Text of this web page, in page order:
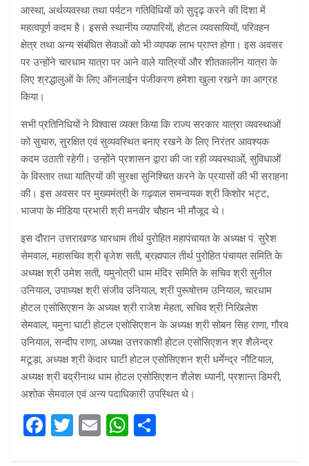
आस्था, अर्थव्यवस्था तथा पर्यटन गतिविधियों को सुदृढ़ करने की दिशा में
महत्वपूर्ण कदम है। इससे स्थानीय व्यापारियों, होटल व्यवसायियों, परिवहन
क्षेत्र तथा अन्य संबंधित सेवाओं को भी व्यापक लाभ प्राप्त होगा। इस अवसर
पर उन्होंने चारधाम यात्रा पर आने वाले यात्रियों और शीतकालीन यात्रा के
लिए श्रद्धालुओं के लिए ऑनलाईन पंजीकरण हमेशा खुला रखने का आग्रह
किया।
सभी प्रतिनिधियों ने विश्वास व्यक्त किया कि राज्य सरकार यात्रा व्यवस्थाओं
को सुचारु, सुरक्षित एवं सुव्यवस्थित बनाए रखने के लिए निरंतर आवश्यक
कदम उठाती रहेगी। उन्होंने प्रशासन द्वारा की जा रही व्यवस्थाओं, सुविधाओं
के विस्तार तथा यात्रियों की सुरक्षा सुनिश्चित करने के प्रयासों की भी सराहना
की। इस अवसर पर मुख्यमंत्री के गढ़वाल समन्वयक श्री किशोर भट्ट,
भाजपा के मीडिया प्रभारी श्री मनवीर चौहान भी मौजूद थे।
इस दौरान उत्तराखण्ड चारधाम तीर्थ पुरोहित महापंचायत के अध्यक्ष पं. सुरेश
सेमवाल, महासचिव श्री बृजेश सती, ब्रह्मपाल तीर्थ पुरोहित पंचायत समिति के
अध्यक्ष श्री उमेश सती, यमुनोत्री धाम मंदिर समिति के सचिव श्री सुनील
उनियाल, उपाध्यक्ष श्री संजीव उनियाल, श्री पुरूषोत्तम उनियाल, चारधाम
होटल एसोसिएशन के अध्यक्ष श्री राजेश मेहता, सचिव श्री निखिलेश
सेमवाल, यमुना घाटी होटल एसोसिएशन के अध्यक्ष श्री सोबन सिह राणा, गौरव
उनियाल, सन्दीप राणा, अध्यक्ष उत्तरकाशी होटल एसोसिएशन श्र शैलेन्द्र
मटूड़ा, अध्यक्ष श्री केदार घाटी होटल एसोसिएशन श्री धर्मेन्द्र नौटियाल,
अध्यक्ष श्री बद्रीनाथ धाम होटल एसोसिएशन शैलेश ध्यानी, प्रशान्त डिमरी,
अशोक सेमवाल एवं अन्य पदाधिकारी उपस्थित थे।
F
T
E
W